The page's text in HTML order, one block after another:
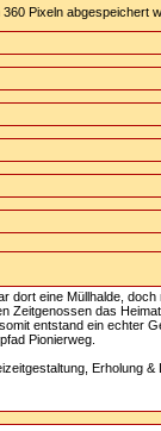
Pixeln abgespeichert